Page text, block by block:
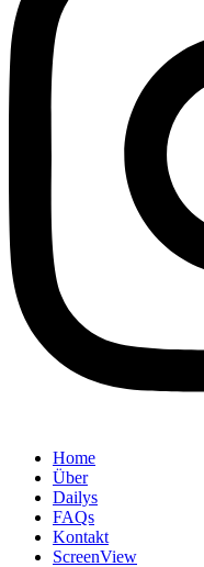
Home
Über
Dailys
FAQs
Kontakt
ScreenView